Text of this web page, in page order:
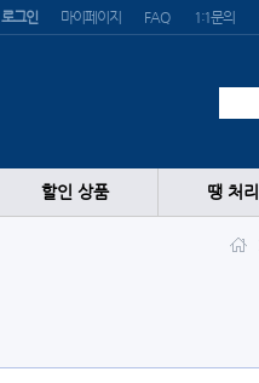
로그인 마이페이지 FAQ 1:1문의
할인 상품 땡 처리